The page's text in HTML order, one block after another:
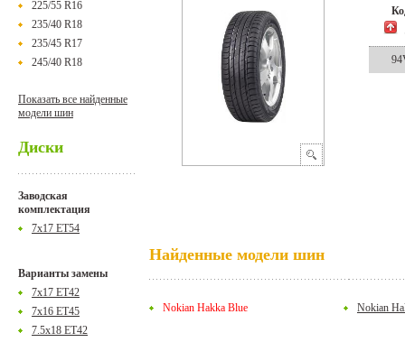
225/55 R16
235/40 R18
235/45 R17
245/40 R18
Показать все найденные
модели шин
Диски
Заводская
комплектация
7x17 ET54
Варианты замены
7x17 ET42
7x16 ET45
7.5x18 ET42
Найденные модели шин
Nokian Hakka Blue Nokian